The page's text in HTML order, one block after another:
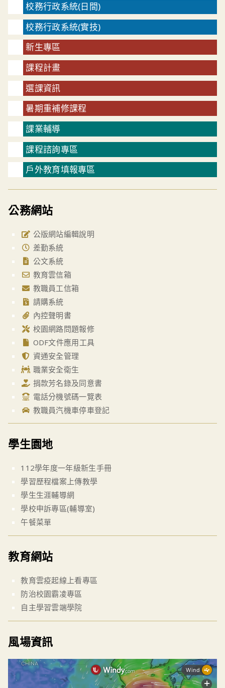
校務行政系統(日間)
校務行政系統(實技)
新生專區
課程計畫
選課資訊
暑期重補修課程
課業輔導
課程諮詢專區
戶外教育填報專區
公務網站
公版網站編輯說明
差勤系統
公文系統
教育雲信箱
教職員工信箱
請購系統
內控聲明書
校園網路問題報修
ODF文件應用工具
資通安全管理
職業安全衛生
捐款芳名錄及同意書
電話分機號碼一覽表
教職員汽機車停車登記
學生園地
112學年度一年級新生手冊
學習歷程檔案上傳教學
學生生涯輔導網
學校申訴專區(輔導室)
午餐菜單
教育網站
教育雲疫起線上看專區
防治校園霸凌專區
自主學習雲端學院
風場資訊